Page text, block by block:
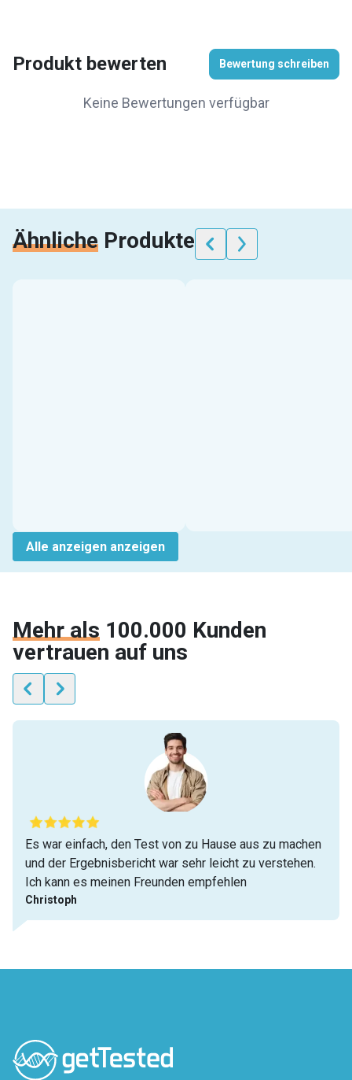
Produkt bewerten Bewertung schreiben
Keine Bewertungen verfügbar
Ähnliche Produkte
Alle anzeigen anzeigen
Mehr als 100.000 Kunden
vertrauen auf uns
Es war einfach, den Test von zu Hause aus zu machen
und der Ergebnisbericht war sehr leicht zu verstehen.
Ich kann es meinen Freunden empfehlen
Christoph